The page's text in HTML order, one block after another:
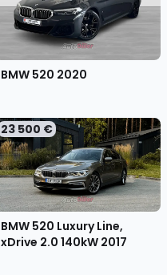
BMW 520 2020
23 500 €
BMW 520 Luxury Line,
xDrive 2.0 140kW 2017